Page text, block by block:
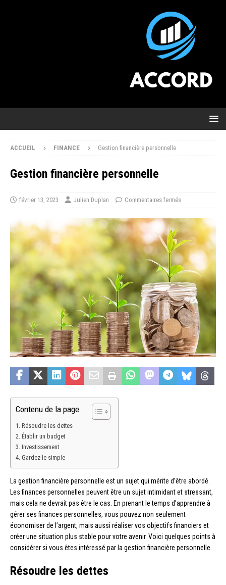
ACCUEIL FINANCE Gestion financière personnelle
Gestion financière personnelle
février 13, 2023 Julien Duplan Commentaires fermés
Contenu de la page
Résoudre les dettes
Établir un budget
Investissement
Gardez-le simple
La gestion financière personnelle est un sujet qui mérite d’être abordé.
Les finances personnelles peuvent être un sujet intimidant et stressant,
mais cela ne devrait pas être le cas. En prenant le temps d’apprendre à
gérer ses finances personnelles, vous pouvez non seulement
économiser de l’argent, mais aussi réaliser vos objectifs financiers et
créer une situation plus stable pour votre avenir. Voici quelques points à
considérer si vous êtes intéressé par la gestion financière personnelle.
Résoudre les dettes